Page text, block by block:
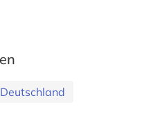
Deutschland